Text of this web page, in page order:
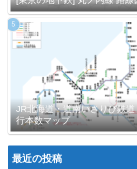
JR北海道・道南いさりび鉄
行本数マップ
最近の投稿